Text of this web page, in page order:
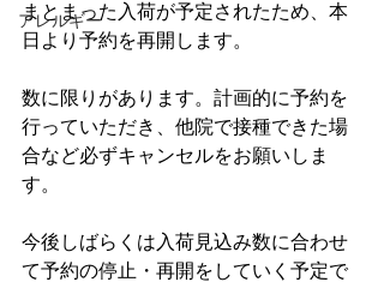
アレルギー
まとまった入荷が予定されたため、本
日より予約を再開します。
数に限りがあります。計画的に予約を
行っていただき、他院で接種できた場
合など必ずキャンセルをお願いしま
す。
今後しばらくは入荷見込み数に合わせ
て予約の停止・再開をしていく予定で